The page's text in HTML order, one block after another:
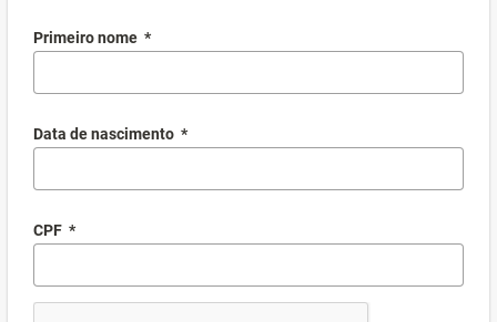
Primeiro nome *
Data de nascimento *
CPF *